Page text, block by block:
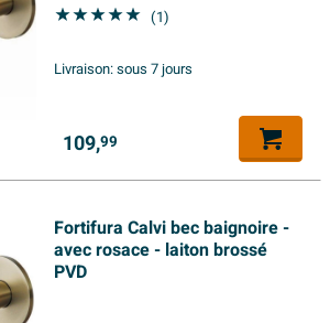
(1)
Livraison:sous 7 jours
109,99
Fortifura Calvi bec baignoire -
avec rosace - laiton brossé
PVD